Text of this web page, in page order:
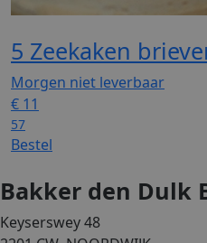
5 Zeekaken
Morgen niet leverbaar
€ 11
57
Bestel
Bakker den Dulk
Keyserswey 48